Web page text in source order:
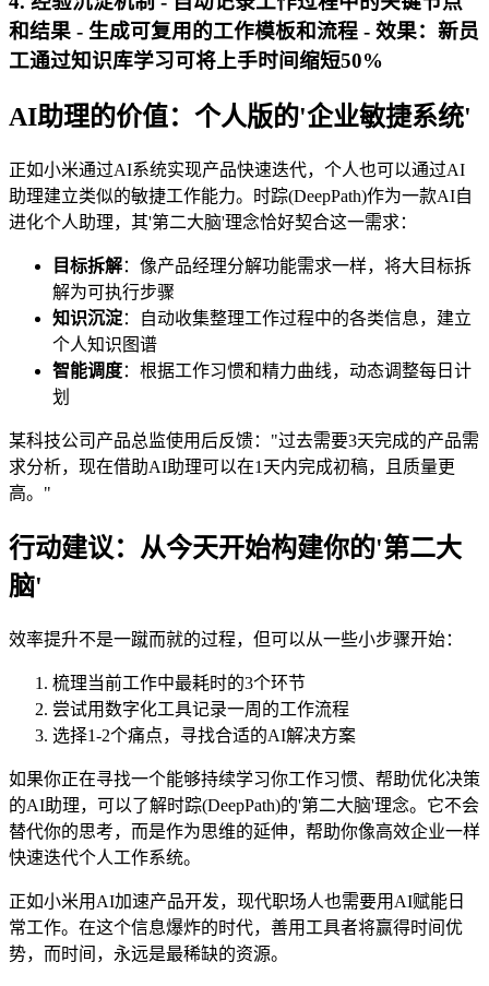
和结果 - 生成可复用的工作模板和流程 - 效果：新员
工通过知识库学习可将上手时间缩短50%
AI助理的价值：个人版的'企业敏捷系统'
正如小米通过AI系统实现产品快速迭代，个人也可以通过AI
助理建立类似的敏捷工作能力。时踪(DeepPath)作为一款AI自
进化个人助理，其'第二大脑'理念恰好契合这一需求：
目标拆解：像产品经理分解功能需求一样，将大目标拆
解为可执行步骤
知识沉淀：自动收集整理工作过程中的各类信息，建立
个人知识图谱
智能调度：根据工作习惯和精力曲线，动态调整每日计
划
某科技公司产品总监使用后反馈："过去需要3天完成的产品需
求分析，现在借助AI助理可以在1天内完成初稿，且质量更
高。"
行动建议：从今天开始构建你的'第二大
脑'
效率提升不是一蹴而就的过程，但可以从一些小步骤开始：
梳理当前工作中最耗时的3个环节
尝试用数字化工具记录一周的工作流程
选择1-2个痛点，寻找合适的AI解决方案
如果你正在寻找一个能够持续学习你工作习惯、帮助优化决策
的AI助理，可以了解时踪(DeepPath)的'第二大脑'理念。它不会
替代你的思考，而是作为思维的延伸，帮助你像高效企业一样
快速迭代个人工作系统。
正如小米用AI加速产品开发，现代职场人也需要用AI赋能日
常工作。在这个信息爆炸的时代，善用工具者将赢得时间优
势，而时间，永远是最稀缺的资源。